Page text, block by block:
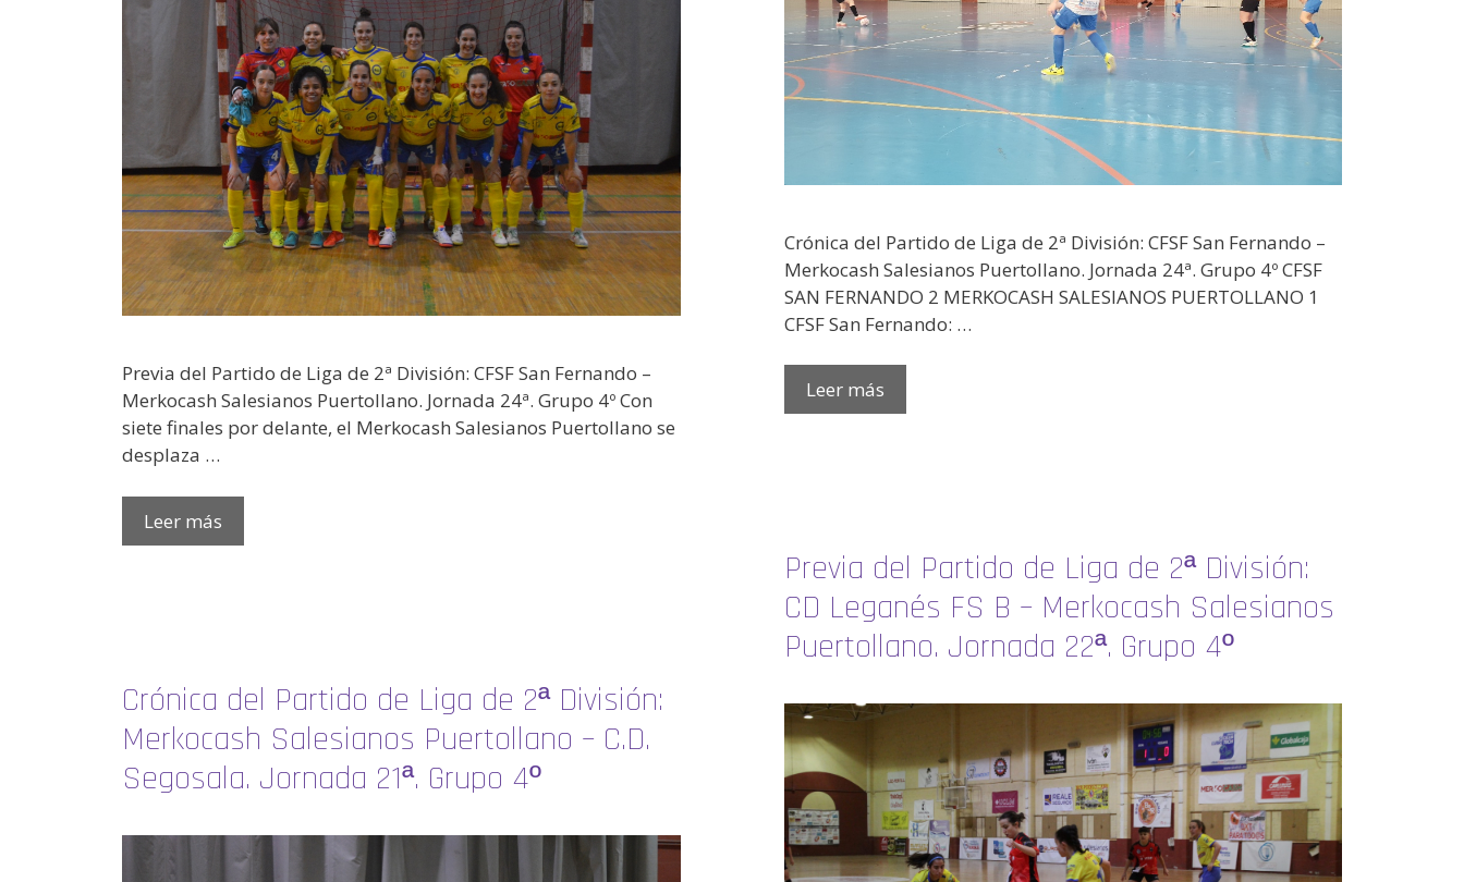
Crónica del Partido de Liga de 2ª División: CFSF San Fernando –
Merkocash Salesianos Puertollano. Jornada 24ª. Grupo 4º CFSF
SAN FERNANDO 2 MERKOCASH SALESIANOS PUERTOLLANO 1
CFSF San Fernando: …
Leer más
Previa del Partido de Liga de 2ª División: CFSF San Fernando –
Merkocash Salesianos Puertollano. Jornada 24ª. Grupo 4º Con
siete finales por delante, el Merkocash Salesianos Puertollano se
desplaza …
Leer más
Previa del Partido de Liga de 2ª División:
CD Leganés FS B – Merkocash Salesianos
Puertollano. Jornada 22ª. Grupo 4º
Crónica del Partido de Liga de 2ª División:
Merkocash Salesianos Puertollano – C.D.
Segosala. Jornada 21ª. Grupo 4º